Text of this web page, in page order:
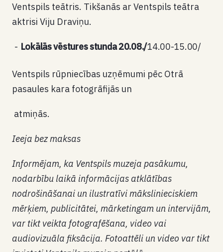
Ventspils teātris. Tikšanās ar Ventspils teātra
aktrisi Viju Draviņu.
Lokālās vēstures stunda 20.08./14.00-15.00/
Ventspils rūpniecības uzņēmumi pēc Otrā
pasaules kara fotogrāfijās un
atmiņās.
Ieeja bez maksas
Informējam, ka Ventspils muzeja pasākumu,
nodarbību laikā informācijas atklātības
nodrošināšanai un ilustratīvi mākslinieciskiem
mērķiem, publicitātei, mārketingam un intervijām,
var tikt veikta fotografēšana, video vai
audiovizuāla fiksācija. Fotoattēli un video var tikt